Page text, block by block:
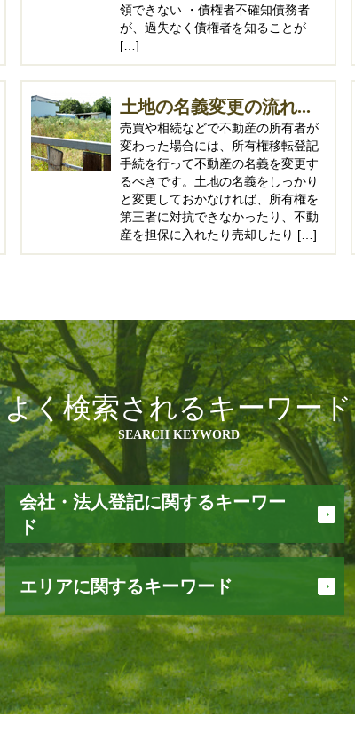
領できない ・債権者不確知債務者
が、過失なく債権者を知ることが
[…]
土地の名義変更の流れ...
売買や相続などで不動産の所有者が
変わった場合には、所有権移転登記
手続を行って不動産の名義を変更す
るべきです。土地の名義をしっかり
と変更しておかなければ、所有権を
第三者に対抗できなかったり、不動
産を担保に入れたり売却したり […]
よく検索されるキーワード
SEARCH KEYWORD
会社・法人登記に関するキーワー
ド
法人 解散 登記
定款 変更
会社設立 登記
会社 登記 費用
商号 変更 登記
会社 解散
エリアに関するキーワード
安曇野市 登記
池田町 会社設立
小谷村 相続
白馬村 司法書士